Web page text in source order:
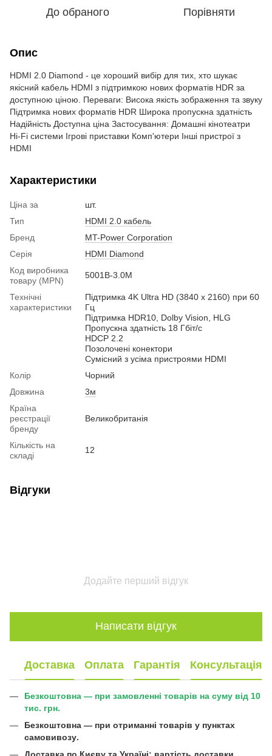
До обраного Порівняти
Опис
HDMI 2.0 Diamond - це хороший вибір для тих, хто шукає
якісний кабель HDMI з підтримкою нових форматів HDR за
доступною ціною. Переваги: Висока якість зображення та звуку
Підтримка нових форматів HDR Широка пропускна здатність
Надійність Доступна ціна Застосування: Домашні кінотеатри
Hi-Fi системи Ігрові приставки Комп'ютери Інші пристрої з
HDMI
Характеристики
Ціна за
шт.
Тип
HDMI 2.0 кабель
Бренд
MT-Power Corporation
Серія
HDMI Diamond
Код виробника
товару (MPN)
5001B-3.0M
Технічні
характеристики
Підтримка 4K Ultra HD (3840 x 2160) при 60
Гц
Підтримка HDR10, Dolby Vision, HLG
Пропускна здатність 18 Гбіт/с
HDCP 2.2
Позолочені конектори
Сумісний з усіма пристроями HDMI
Колір
Чорний
Довжина
3м
Країна
реєстрації
бренду
Великобританія
Кількість на
складі
12
Відгуки
Додайте перший відгук
Написати відгук
Доставка Оплата Гарантія Консультація
Безкоштовна — при замовленні товарів на суму від 10
тис. грн.
Безкоштовна — при отриманні товарів у пунктах
самовивозу.